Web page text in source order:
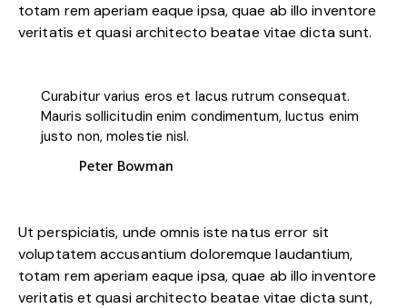
totam rem aperiam eaque ipsa, quae ab illo inventore
veritatis et quasi architecto beatae vitae dicta sunt.
Curabitur varius eros et lacus rutrum consequat.
Mauris sollicitudin enim condimentum, luctus enim
justo non, molestie nisl.
Peter Bowman
Ut perspiciatis, unde omnis iste natus error sit
voluptatem accusantium doloremque laudantium,
totam rem aperiam eaque ipsa, quae ab illo inventore
veritatis et quasi architecto beatae vitae dicta sunt,